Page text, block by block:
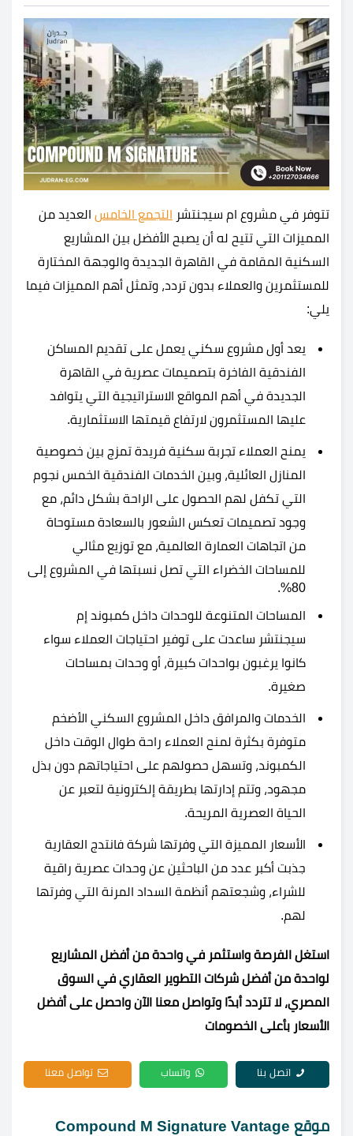
تتوفر في مشروع ام سيجنتشر التجمع الخامس العديد من
المميزات التي تتيح له أن يصبح الأفضل بين المشاريع
السكنية المقامة في القاهرة الجديدة والوجهة المختارة
للمستثمرين والعملاء بدون تردد، وتمثل أهم المميزات فيما
يلي:
يعد أول مشروع سكني يعمل على تقديم المساكن
الفندقية الفاخرة بتصميمات عصرية في القاهرة
الجديدة في أهم المواقع الاستراتيجية التي يتوافد
عليها المستثمرون لارتفاع قيمتها الاستثمارية.
يمنح العملاء تجربة سكنية فريدة تمزج بين خصوصية
المنازل العائلية، وبين الخدمات الفندقية الخمس نجوم
التي تكفل لهم الحصول على الراحة بشكل دائم، مع
وجود تصميمات تعكس الشعور بالسعادة مستوحاة
من اتجاهات العمارة العالمية، مع توزيع مثالي
للمساحات الخضراء التي تصل نسبتها في المشروع إلى
80%.
المساحات المتنوعة للوحدات داخل كمبوند إم
سيجنتشر ساعدت على توفير احتياجات العملاء سواء
كانوا يرغبون بواحدات كبيرة، أو وحدات بمساحات
صغيرة.
الخدمات والمرافق داخل المشروع السكني الأضخم
متوفرة بكثرة لمنح العملاء راحة طوال الوقت داخل
الكمبوند، وتسهل حصولهم على احتياجاتهم دون بذل
مجهود، وتتم إدارتها بطريقة إلكترونية لتعبر عن
الحياة العصرية المريحة.
الأسعار المميزة التي وفرتها شركة فانتدج العقارية
جذبت أكبر عدد من الباحثين عن وحدات عصرية راقية
للشراء، وشجعتهم أنظمة السداد المرنة التي وفرتها
لهم.
استغل الفرصة واستثمر في واحدة من أفضل المشاريع
لواحدة من أفضل شركات التطوير العقاري في السوق
المصري، لا تتردد أبدًا وتواصل معنا الآن واحصل على أفضل
الأسعار بأعلى الخصومات
اتصل بنا واتساب تواصل معنا
موقع Compound M Signature Vantage